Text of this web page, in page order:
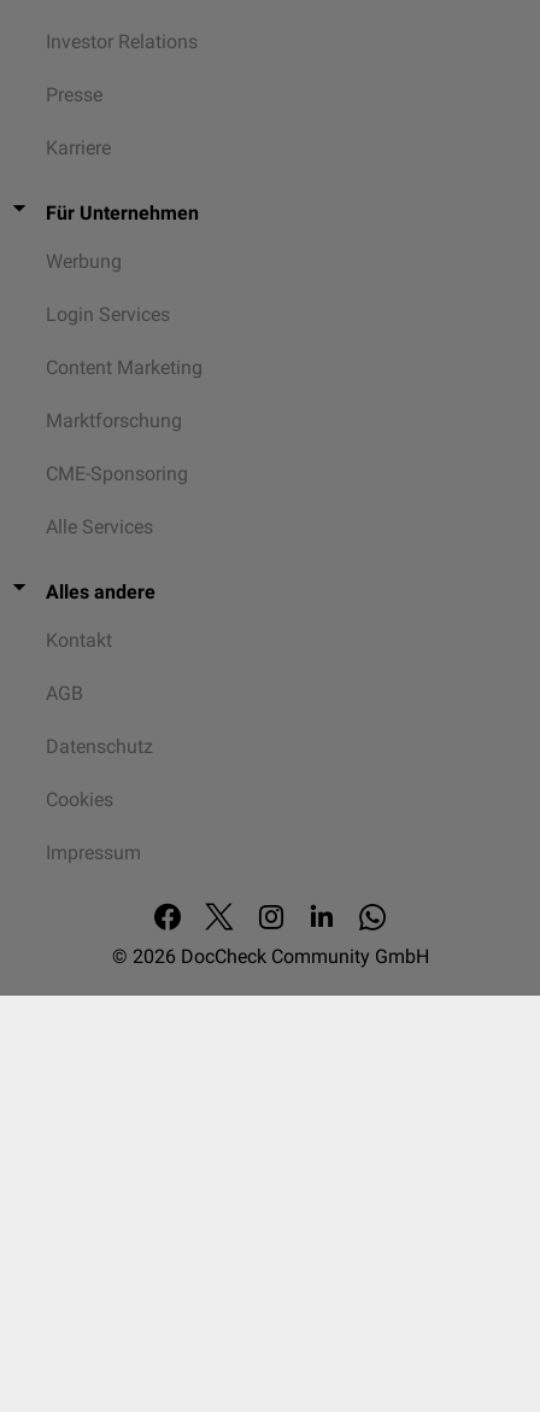
Investor Relations
Presse
Karriere
Für Unternehmen
Werbung
Login Services
Content Marketing
Marktforschung
CME-Sponsoring
Alle Services
Alles andere
Kontakt
AGB
Datenschutz
Cookies
Impressum
© 2026 DocCheck Community GmbH